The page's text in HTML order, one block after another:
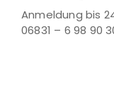
Anmeldung bis
06831 – 6 98 90